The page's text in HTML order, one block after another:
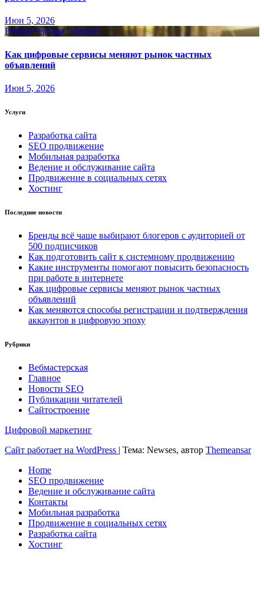
Июн 5, 2026
Вебмастерская Главное
Как цифровые сервисы меняют рынок частных
объявлений
Июн 5, 2026
Услуги
Разработка сайта
SEO продвижение
Мобильная разработка
Ведение и обслуживание сайта
Продвижение в социальных сетях
Хостинг
Последние новости
Бренды всё чаще выбирают блогеров с аудиторией от
500 подписчиков
Как подготовить сайт к системному продвижению
Какие инструменты помогают повысить безопасность
при работе в интернете
Как цифровые сервисы меняют рынок частных
объявлений
Как меняются способы регистрации и подтверждения
аккаунтов в цифровую эпоху
Рубрики
Вебмастерская
Главное
Новости SEO
Публикации читателей
Сайтостроение
Цифровой маркетинг
Сайт работает на WordPress | Тема: Newses, автор Themeansar
Home
SEO продвижение
Ведение и обслуживание сайта
Контакты
Мобильная разработка
Продвижение в социальных сетях
Разработка сайта
Хостинг